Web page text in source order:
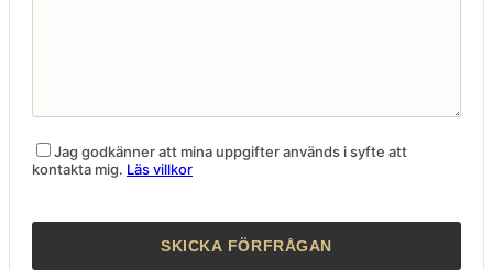
Jag godkänner att mina uppgifter används i syfte att
kontakta mig. Läs villkor